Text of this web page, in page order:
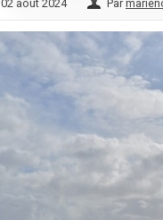
02 août 2024 Par